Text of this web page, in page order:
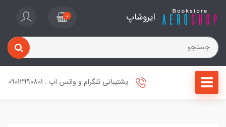
ایروشاپ 0
پشتیبانی تلگرام و واتس اپ : 09012990801